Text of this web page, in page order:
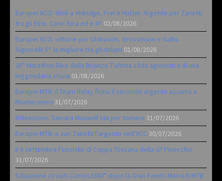
Europei XCO: titoli a Aldridge, Frei e Hutter. Argento per Zanotti
tra gli Elite. Corvi fora ed è 4^ 02/08/2026
Europei XCO: vittorie per Ghibaudo, Grossmann e Gallis.
Signorelli 5^ la migliore tra gli italiani 01/08/2026
35ª Marathon Bike della Brianza: l’ultima sfida agonistica di una
leggendaria storia 01/08/2026
Europei MTB: il Team Relay firma il secondo argento azzurro a
Monteceneri 31/07/2026
Attenzione: Samara Maxwell sta per tornare 31/07/2026
Europei MTB: a Juri Zanotti l’argento nell’XCC 30/07/2026
Il 6 settembre l’esordio di Coppa Toscana della Gf Pinocchio
31/07/2026
Situazione circuiti Contest360° dopo la Gran Fondo Marradi MTB